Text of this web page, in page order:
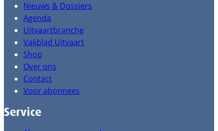
Nieuws & Dossiers
Agenda
Uitvaartbranche
Vakblad Uitvaart
Shop
Over ons
Contact
Voor abonnees
Service